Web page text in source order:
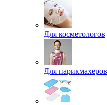
Для косметологов
Для парикмахеров